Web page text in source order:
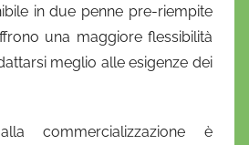
in due penne pre-riempite
una maggiore flessibilità
meglio alle esigenze dei
alla commercializzazione è